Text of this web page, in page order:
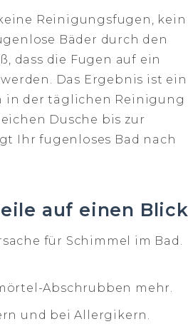
Reinigungsfugen, kein
Bäder durch den
dass die Fugen auf ein
Das Ergebnis ist ein
in der täglichen Reinigung
Dusche bis zur
Ihr fugenloses Bad nach
auf einen Blick
für Schimmel im Bad.
Abschrubben mehr.
und bei Allergikern.